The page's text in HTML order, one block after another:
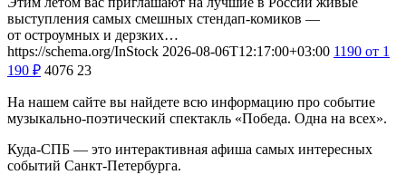
выступления самых смешных стендап-комиков —
от остроумных и дерзких…
https://schema.org/InStock 2026-08-06T12:17:00+03:00 1190 от 1
190 ₽ 4076 23
На нашем сайте вы найдете всю информацию про событие
музыкально-поэтический спектакль «Победа. Одна на всех».
Куда-СПБ — это интерактивная афиша самых интересных
событий Санкт-Петербурга.